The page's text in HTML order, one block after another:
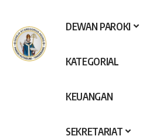
DEWAN PAROKI
KATEGORIAL
KEUANGAN
SEKRETARIAT